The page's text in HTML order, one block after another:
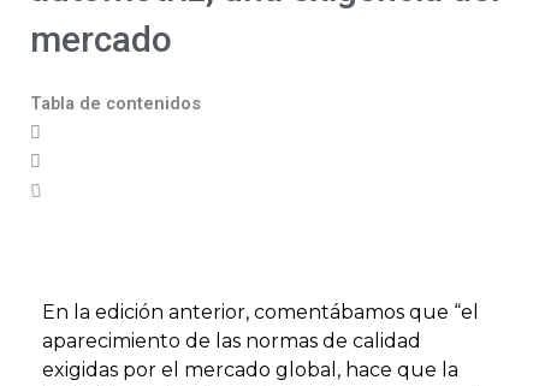
mercado
Tabla de contenidos
En la edición anterior, comentábamos que “el
aparecimiento de las normas de calidad
exigidas por el mercado global, hace que la